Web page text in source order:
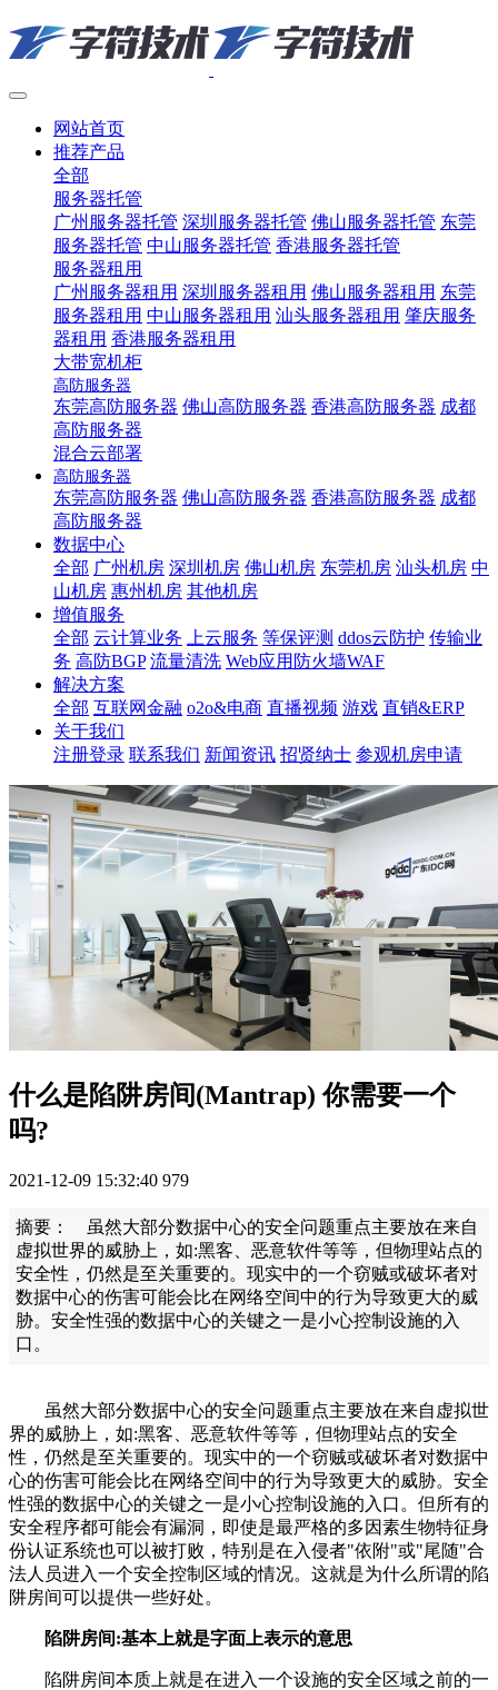
网站首页
推荐产品
全部
服务器托管
广州服务器托管 深圳服务器托管 佛山服务器托管 东莞
服务器托管 中山服务器托管 香港服务器托管
服务器租用
广州服务器租用 深圳服务器租用 佛山服务器租用 东莞
服务器租用 中山服务器租用 汕头服务器租用 肇庆服务
器租用 香港服务器租用
大带宽机柜
高防服务器
东莞高防服务器 佛山高防服务器 香港高防服务器 成都
高防服务器
混合云部署
高防服务器
东莞高防服务器 佛山高防服务器 香港高防服务器 成都
高防服务器
数据中心
全部 广州机房 深圳机房 佛山机房 东莞机房 汕头机房 中
山机房 惠州机房 其他机房
增值服务
全部 云计算业务 上云服务 等保评测 ddos云防护 传输业
务 高防BGP 流量清洗 Web应用防火墙WAF
解决方案
全部 互联网金融 o2o&电商 直播视频 游戏 直销&ERP
关于我们
注册登录 联系我们 新闻资讯 招贤纳士 参观机房申请
什么是陷阱房间(Mantrap) 你需要一个
吗?
2021-12-09 15:32:40 979
摘要： 虽然大部分数据中心的安全问题重点主要放在来自
虚拟世界的威胁上，如:黑客、恶意软件等等，但物理站点的
安全性，仍然是至关重要的。现实中的一个窃贼或破坏者对
数据中心的伤害可能会比在网络空间中的行为导致更大的威
胁。安全性强的数据中心的关键之一是小心控制设施的入
口。
虽然大部分数据中心的安全问题重点主要放在来自虚拟世
界的威胁上，如:黑客、恶意软件等等，但物理站点的安全
性，仍然是至关重要的。现实中的一个窃贼或破坏者对数据中
心的伤害可能会比在网络空间中的行为导致更大的威胁。安全
性强的数据中心的关键之一是小心控制设施的入口。但所有的
安全程序都可能会有漏洞，即使是最严格的多因素生物特征身
份认证系统也可以被打败，特别是在入侵者"依附"或"尾随"合
法人员进入一个安全控制区域的情况。这就是为什么所谓的陷
阱房间可以提供一些好处。
陷阱房间:基本上就是字面上表示的意思
陷阱房间本质上就是在进入一个设施的安全区域之前的一